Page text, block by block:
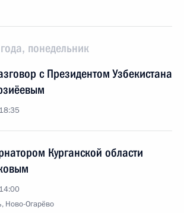
понедельник
с Президентом Узбекистана
Курганской области
Ново-Огарёво